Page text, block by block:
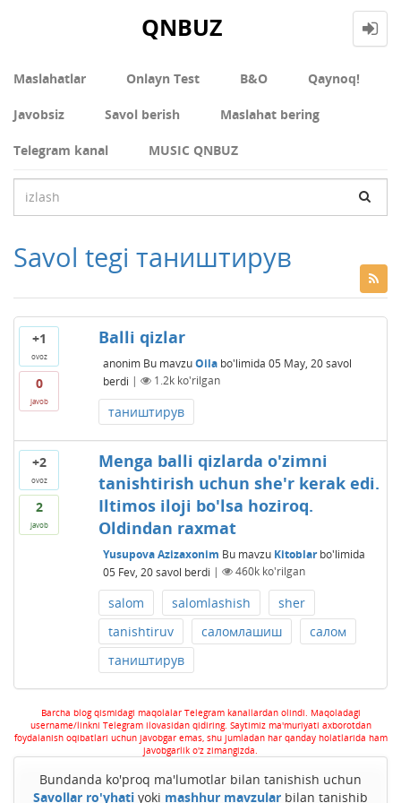
QNBUZ
Maslahatlar Onlayn Test В&О Qaynoq!
Javobsiz Savol berish Maslahat bering
Telegram kanal MUSIC QNBUZ
Savol tegi таништирув
+1
ovoz
0
javob
Balli qizlar
anonim Bu mavzuOilabo'limida 05 May, 20 savol
berdi | 1.2kko'rilgan
таништирув
+2
ovoz
2
javob
Menga balli qizlarda o'zimni
tanishtirish uchun she'r kerak edi.
Iltimos iloji bo'lsa hoziroq.
Oldindan raxmat
Yusupova Azizaxonim Bu mavzu Kitoblarbo'limida
05 Fev, 20 savol berdi | 460kko'rilgan
salom salomlashish
sher
tanishtiruv
саломлашиш
салом
таништирув
Barcha blog qismidagi maqolalar Telegram kanallardan olindi. Maqoladagi
username/linkni Telegram ilovasidan qidiring. Saytimiz ma'muriyati axborotdan
foydalanish oqibatlari uchun javobgar emas, shu jumladan har qanday holatlarida ham
javobgarlik o'z zimangizda.
Bundanda ko'proq ma'lumotlar bilan tanishish uchun
Savollar ro'yhati yoki mashhur mavzular bilan tanishib